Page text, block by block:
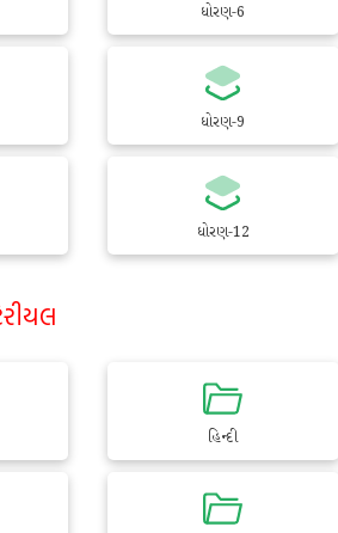
ધોરણ-6
ધોરણ-9
ધોરણ-12
હિન્દી